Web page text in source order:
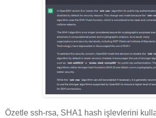
Özetle ssh-rsa, SHA1 hash işlevlerini